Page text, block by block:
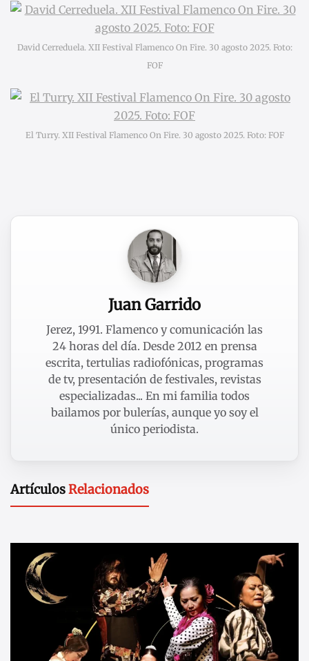
David Cerreduela. XII Festival Flamenco On Fire. 30 agosto 2025. Foto:
FOF
El Turry. XII Festival Flamenco On Fire. 30 agosto 2025. Foto: FOF
Juan Garrido
Jerez, 1991. Flamenco y comunicación las
24 horas del día. Desde 2012 en prensa
escrita, tertulias radiofónicas, programas
de tv, presentación de festivales, revistas
especializadas... En mi familia todos
bailamos por bulerías, aunque yo soy el
único periodista.
ArtículosRelacionados